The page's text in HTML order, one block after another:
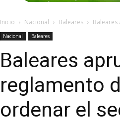
Inicio Nacional Baleares Baleares
Nacional Baleares
Baleares
reglamento
ordenar el